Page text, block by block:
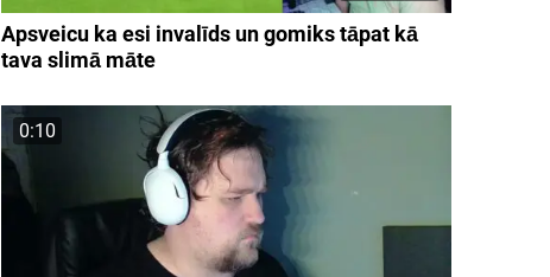
Apsveicu ka esi invalīds un gomiks tāpat kā
tava slimā māte
0:10